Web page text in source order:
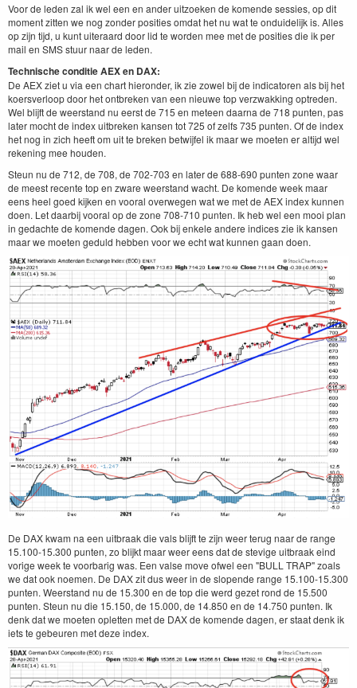
Voor de leden zal ik wel een en ander uitzoeken de komende sessies, op dit
moment zitten we nog zonder posities omdat het nu wat te onduidelijk is. Alles
op zijn tijd, u kunt uiteraard door lid te worden mee met de posities die ik per
mail en SMS stuur naar de leden.
Technische conditie AEX en DAX:
De AEX ziet u via een chart hieronder, ik zie zowel bij de indicatoren als bij het
koersverloop door het ontbreken van een nieuwe top verzwakking optreden.
Wel blijft de weerstand nu eerst de 715 en meteen daarna de 718 punten, pas
later mocht de index uitbreken kansen tot 725 of zelfs 735 punten. Of de index
het nog in zich heeft om uit te breken betwijfel ik maar we moeten er altijd wel
rekening mee houden.
Steun nu de 712, de 708, de 702-703 en later de 688-690 punten zone waar
de meest recente top en zware weerstand wacht. De komende week maar
eens heel goed kijken en vooral overwegen wat we met de AEX index kunnen
doen. Let daarbij vooral op de zone 708-710 punten. Ik heb wel een mooi plan
in gedachte de komende dagen. Ook bij enkele andere indices zie ik kansen
maar we moeten geduld hebben voor we echt wat kunnen gaan doen.
De DAX kwam na een uitbraak die vals blijft te zijn weer terug naar de range
15.100-15.300 punten, zo blijkt maar weer eens dat de stevige uitbraak eind
vorige week te voorbarig was. Een valse move ofwel een "BULL TRAP" zoals
we dat ook noemen. De DAX zit dus weer in de slopende range 15.100-15.300
punten. Weerstand nu de 15.300 en de top die werd gezet rond de 15.500
punten. Steun nu die 15.150, de 15.000, de 14.850 en de 14.750 punten. Ik
denk dat we moeten opletten met de DAX de komende dagen, er staat denk ik
iets te gebeuren met deze index.